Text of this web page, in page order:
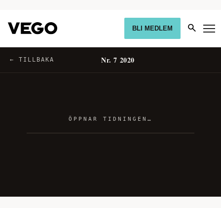
BLI MEDLEM
← TILLBAKA Nr. 7 2020
ÖPPNAR TIDNINGEN…